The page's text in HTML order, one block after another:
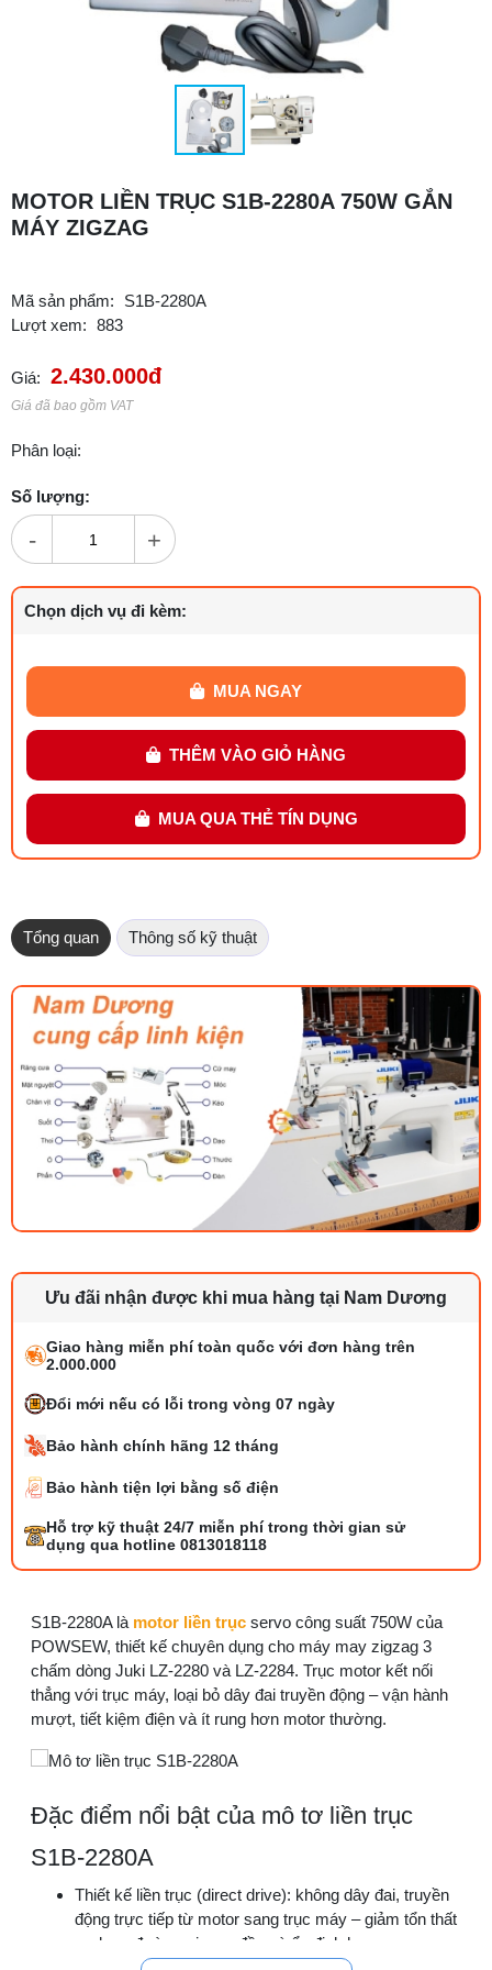
MOTOR LIỀN TRỤC S1B-2280A 750W GẮN
MÁY ZIGZAG
Mã sản phẩm:
S1B-2280A
Lượt xem: 883
Giá: 2.430.000đ
Giá đã bao gồm VAT
Phân loại:
Số lượng:
- +
Chọn dịch vụ đi kèm:
MUA NGAY
THÊM VÀO GIỎ HÀNG
MUA QUA THẺ TÍN DỤNG
Tổng quan Thông số kỹ thuật
Ưu đãi nhận được khi mua hàng tại Nam Dương
Giao hàng miễn phí toàn quốc với đơn hàng trên
2.000.000
Đổi mới nếu có lỗi trong vòng 07 ngày
Bảo hành chính hãng 12 tháng
Bảo hành tiện lợi bằng số điện
Hỗ trợ kỹ thuật 24/7 miễn phí trong thời gian sử
dụng qua hotline 0813018118
S1B-2280A là motor liền trục servo công suất 750W của
POWSEW, thiết kế chuyên dụng cho máy may zigzag 3
chấm dòng Juki LZ-2280 và LZ-2284. Trục motor kết nối
thẳng với trục máy, loại bỏ dây đai truyền động – vận hành
mượt, tiết kiệm điện và ít rung hơn motor thường.
Đặc điểm nổi bật của mô tơ liền trục
S1B-2280A
Thiết kế liền trục (direct drive): không dây đai, truyền
động trực tiếp từ motor sang trục máy – giảm tổn thất
cơ học, đường zigzag đều và ổn định hơn
Bộ phụ trợ kéo vải máy may là gì? Công
dụng và cách lắp
Tổng hợp 6 loại kéo cắt vải ngành may
đáng mua
25/07/2026 09:30 AM
Đồng tiền máy may là gì? Hướng dẫn chỉnh
21/07/2026 09:08 AM
Cách vệ sinh máy cắt nhiệt dây đai an toàn,
Quy trình kiểm vải đầu vào và cách tính
điểm lỗi chuẩn
05/08/2026 10:52 AM